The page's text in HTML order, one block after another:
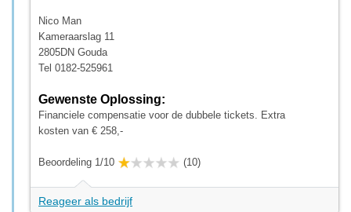
Nico Man
Kameraarslag 11
2805DN Gouda
Tel 0182-525961
Gewenste Oplossing:
Financiele compensatie voor de dubbele tickets. Extra
kosten van € 258,-
Beoordeling 1/10 (10)
Reageer als bedrijf